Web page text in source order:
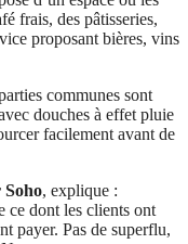
frais, des pâtisseries,
proposant bières, vins
communes sont
douches à effet pluie
facilement avant de
, explique :
ce dont les clients ont
payer. Pas de superflu,